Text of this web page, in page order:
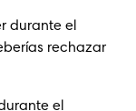
durante el
rechazar
el